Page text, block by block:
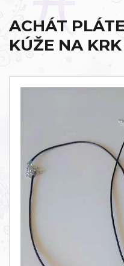
ACHÁT
KÚŽE NA KRK